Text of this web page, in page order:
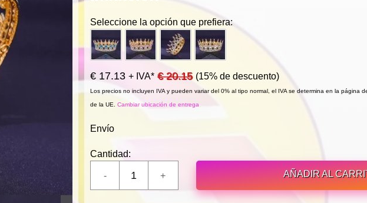
Seleccione la opción que prefiera:
€ 17.13 + IVA* € 20.15 (15% de descuento)
Los precios no incluyen IVA y pueden variar del 0% al tipo normal, el IVA se determina en la página
de la UE. Cambiar ubicación de entrega
Envío
Cantidad:
AÑADIR AL